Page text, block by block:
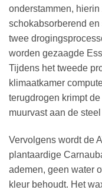
onderstammen,
schokabsorberend
twee
worden gezaagde
Tijdens het tweede
klimaatkamer
terugdrogen krimpt
muurvast aan de
Vervolgens wordt de
plantaardige
ademen, geen water
kleur behoudt. Het